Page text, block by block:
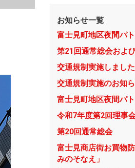
お知らせ一覧
富士見町地区夜間パ
第21回通常総会およ
交通規制実施しました
交通規制実施のお知
富士見町地区夜間パ
令和7年度第2回理事
第20回通常総会
富士見商店街お買物
みのそなえ」